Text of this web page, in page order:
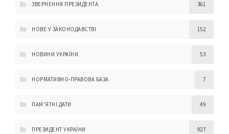
ЗВЕРНЕННЯ ПРЕЗИДЕНТА 361
НОВЕ У ЗАКОНОДАВСТВІ 152
НОВИНИ УКРАЇНИ 53
НОРМАТИВНО-ПРАВОВА БАЗА 7
ПАМ'ЯТНІ ДАТИ 49
ПРЕЗИДЕНТ УКРАЇНИ 927